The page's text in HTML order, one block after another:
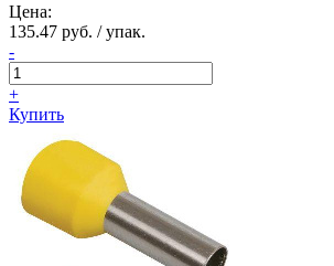
Цена:
135.47 руб. / упак.
-
+
Купить